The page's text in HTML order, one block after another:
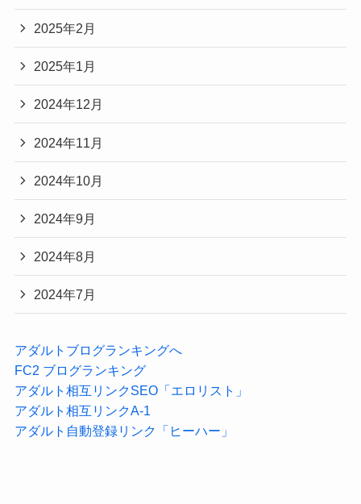
2025年2月
2025年1月
2024年12月
2024年11月
2024年10月
2024年9月
2024年8月
2024年7月
アダルトブログランキングへ
FC2 ブログランキング
アダルト相互リンクSEO「エロリスト」
アダルト相互リンクA-1
アダルト自動登録リンク「ヒーハー」